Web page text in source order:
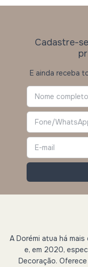
Cadastre-
E ainda receba
A Dorémi atua há
e, em 2020,
Decoração.